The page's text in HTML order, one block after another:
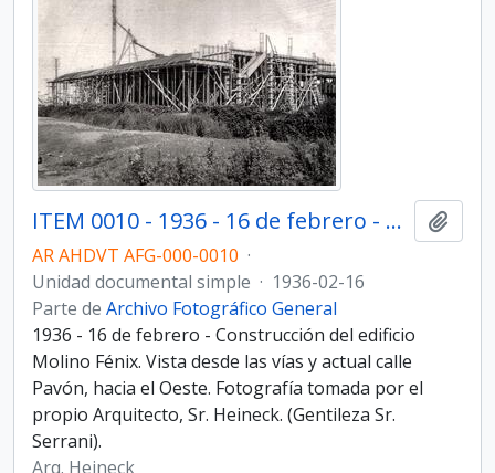
ITEM 0010 - 1936 - 16 de febrero - Construcción del edificio Molino Fénix.
AR AHDVT AFG-000-0010 ·
Unidad documental simple · 1936-02-16
Parte de Archivo Fotográfico General
1936 - 16 de febrero - Construcción del edificio
Molino Fénix. Vista desde las vías y actual calle
Pavón, hacia el Oeste. Fotografía tomada por el
propio Arquitecto, Sr. Heineck. (Gentileza Sr.
Serrani).
Arq. Heineck